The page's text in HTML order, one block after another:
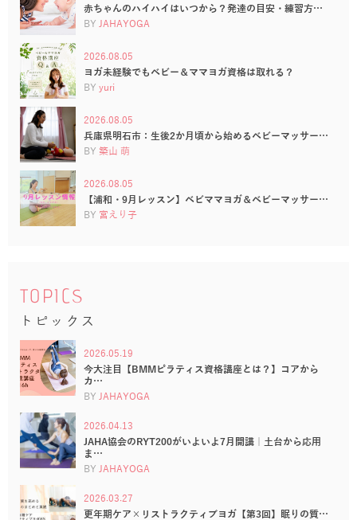
赤ちゃんのハイハイはいつから？発達の目安・練習方…
BY JAHAYOGA
2026.08.05
ヨガ未経験でもベビー＆ママヨガ資格は取れる？
BY yuri
2026.08.05
兵庫県明石市：生後2か月頃から始めるベビーマッサー…
BY 築山 萌
2026.08.05
【浦和・9月レッスン】ベビママヨガ＆ベビーマッサー…
BY 宮えり子
TOPICS
トピックス
2026.05.19
今大注目【BMMピラティス資格講座とは？】コアから
カ…
BY JAHAYOGA
2026.04.13
JAHA協会のRYT200がいよいよ7月開講｜土台から応用
ま…
BY JAHAYOGA
2026.03.27
更年期ケア×リストラクティブヨガ【第3回】眠りの質…